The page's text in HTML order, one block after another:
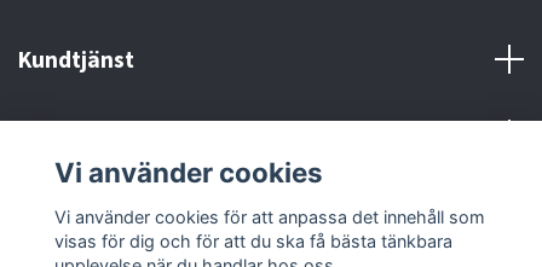
Kundtjänst
Sociala medier
Vi använder cookies
Vi använder cookies för att anpassa det innehåll som
visas för dig och för att du ska få bästa tänkbara